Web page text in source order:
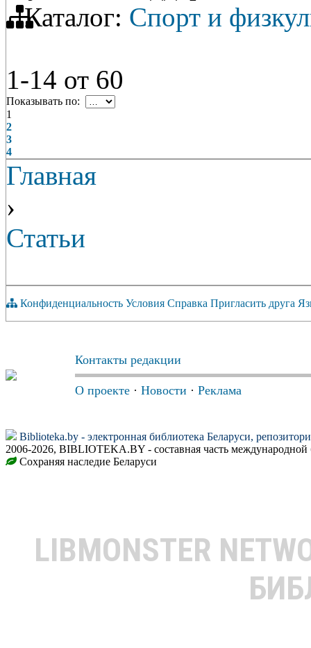
Каталог: Спорт и
1-14 от 60
Показывать по:
1
2
3
4
Главная
›
Статьи
Конфиденциальность Условия Справка Пригласить друга
Контакты редакции
О проекте · Новости · Реклама
Biblioteka.by - электронная библиотека Беларуси,
2006-2026, BIBLIOTEKA.BY - составная часть
Сохраняя наследие Беларуси
LIBMONSTER